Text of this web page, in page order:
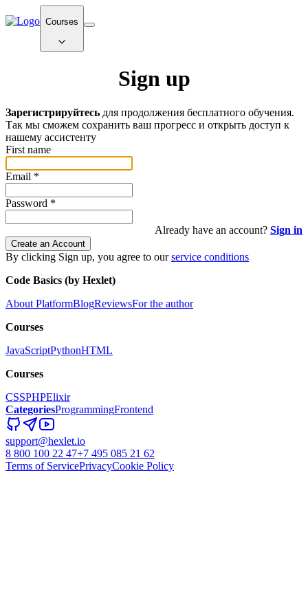
Courses
Sign up
Зарегистрируйтесь для продолжения бесплатного обучения.
Так мы сможем сохранить ваш прогресс и открыть доступ к
нашему ассистенту
First name
Email *
Password *
Already have an account? Sign in
Create an Account
By clicking Sign up, you agree to ourservice conditions
Code Basics (by Hexlet)
About PlatformBlogReviewsFor the author
Courses
JavaScriptPythonHTML
Courses
CSSPHPElixir
CategoriesProgrammingFrontend
support@hexlet.io
8 800 100 22 47+7 495 085 21 62
Terms of ServicePrivacyCookie Policy